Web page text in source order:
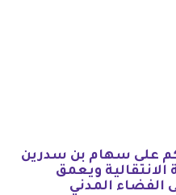
على سهام بن سدرين
الانتقالية ويعمق
الفضاء المدني